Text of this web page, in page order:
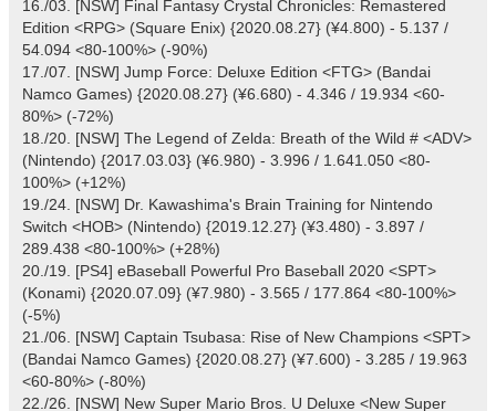
16./03. [NSW] Final Fantasy Crystal Chronicles: Remastered
Edition <RPG> (Square Enix) {2020.08.27} (¥4.800) - 5.137 /
54.094 <80-100%> (-90%)
17./07. [NSW] Jump Force: Deluxe Edition <FTG> (Bandai
Namco Games) {2020.08.27} (¥6.680) - 4.346 / 19.934 <60-
80%> (-72%)
18./20. [NSW] The Legend of Zelda: Breath of the Wild # <ADV>
(Nintendo) {2017.03.03} (¥6.980) - 3.996 / 1.641.050 <80-
100%> (+12%)
19./24. [NSW] Dr. Kawashima's Brain Training for Nintendo
Switch <HOB> (Nintendo) {2019.12.27} (¥3.480) - 3.897 /
289.438 <80-100%> (+28%)
20./19. [PS4] eBaseball Powerful Pro Baseball 2020 <SPT>
(Konami) {2020.07.09} (¥7.980) - 3.565 / 177.864 <80-100%>
(-5%)
21./06. [NSW] Captain Tsubasa: Rise of New Champions <SPT>
(Bandai Namco Games) {2020.08.27} (¥7.600) - 3.285 / 19.963
<60-80%> (-80%)
22./26. [NSW] New Super Mario Bros. U Deluxe <New Super